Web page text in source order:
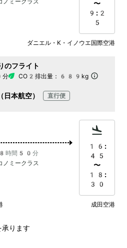
ノミークラス
〜
9:2
5
ダニエル・K・イノウエ国際空港
のフライト
CO2排出量： 689kg
日本航空） 直行便
時間50分
ノミークラス
16:
45
〜
18:
30
成田空港
ります